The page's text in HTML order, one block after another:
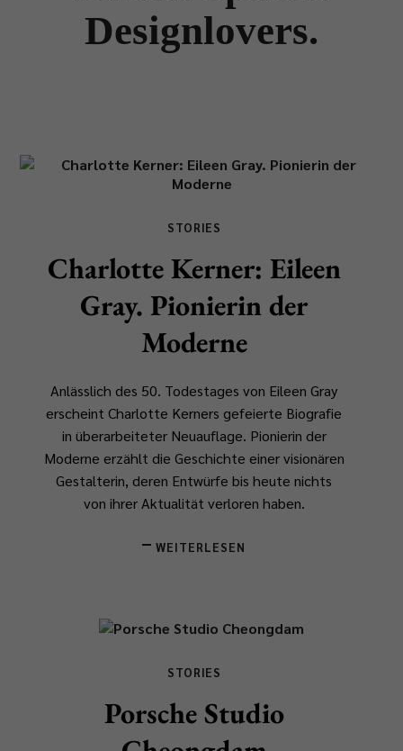
Designlovers.
STORIES
Charlotte Kerner: Eileen
Gray. Pionierin der
Moderne
Anlässlich des 50. Todestages von Eileen Gray
erscheint Charlotte Kerners gefeierte Biografie
in überarbeiteter Neuauflage. Pionierin der
Moderne erzählt die Geschichte einer visionären
Gestalterin, deren Entwürfe bis heute nichts
von ihrer Aktualität verloren haben.
WEITERLESEN
STORIES
Porsche Studio